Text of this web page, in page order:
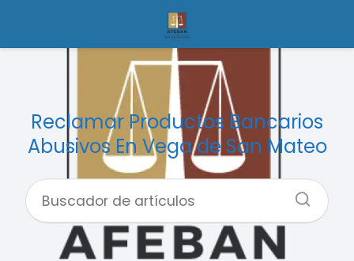
Reclamar Productos Bancarios
Abusivos En Vega de San Mateo